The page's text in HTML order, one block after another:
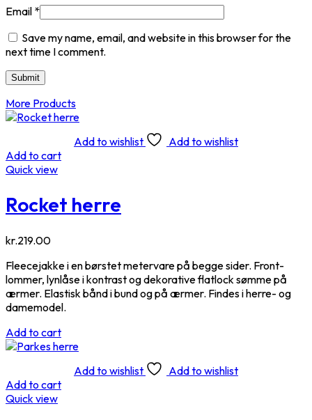
Email *
Save my name, email, and website in this browser for the
next time I comment.
More Products
Add to wishlist
Add to wishlist
Add to cart
Quick view
Rocket herre
kr.219.00
Fleecejakke i en børstet metervare på begge sider. Front­
lommer, lynlåse i kontrast og dekorative flatlock sømme på
ærmer. Elastisk bånd i bund og på ærmer. Findes i herre- og
damemodel.
Add to cart
Add to wishlist
Add to wishlist
Add to cart
Quick view